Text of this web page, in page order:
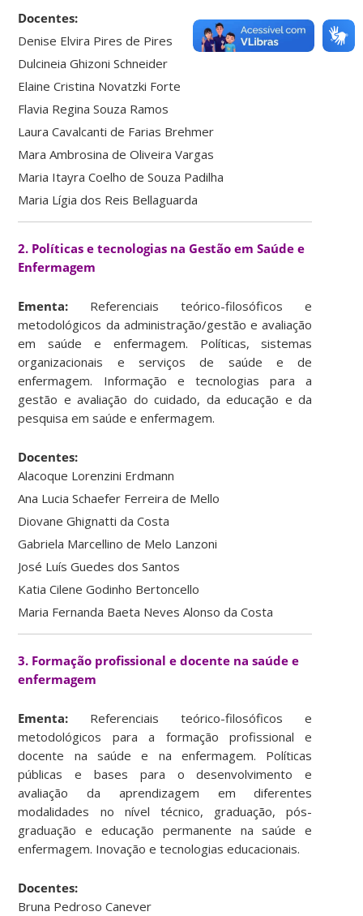
Docentes:
Denise Elvira Pires de Pires
Dulcineia Ghizoni Schneider
Elaine Cristina Novatzki Forte
Flavia Regina Souza Ramos
Laura Cavalcanti de Farias Brehmer
Mara Ambrosina de Oliveira Vargas
Maria Itayra Coelho de Souza Padilha
Maria Lígia dos Reis Bellaguarda
2. Políticas e tecnologias na Gestão em Saúde e
Enfermagem
Ementa: Referenciais teórico-filosóficos e
metodológicos da administração/gestão e avaliação
em saúde e enfermagem. Políticas, sistemas
organizacionais e serviços de saúde e de
enfermagem. Informação e tecnologias para a
gestão e avaliação do cuidado, da educação e da
pesquisa em saúde e enfermagem.
Docentes:
Alacoque Lorenzini Erdmann
Ana Lucia Schaefer Ferreira de Mello
Diovane Ghignatti da Costa
Gabriela Marcellino de Melo Lanzoni
José Luís Guedes dos Santos
Katia Cilene Godinho Bertoncello
Maria Fernanda Baeta Neves Alonso da Costa
3. Formação profissional e docente na saúde e
enfermagem
Ementa: Referenciais teórico-filosóficos e
metodológicos para a formação profissional e
docente na saúde e na enfermagem. Políticas
públicas e bases para o desenvolvimento e
avaliação da aprendizagem em diferentes
modalidades no nível técnico, graduação, pós-
graduação e educação permanente na saúde e
enfermagem. Inovação e tecnologias educacionais.
Docentes:
Bruna Pedroso Canever